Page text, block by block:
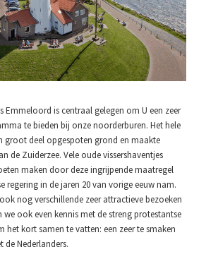
Emmeloord is centraal gelegen om U een zeer
te bieden bij onze noorderburen. Het hele
groot deel opgespoten grond en maakte
de Zuiderzee. Vele oude vissershaventjes
maken door deze ingrijpende maatregel
regering in de jaren 20 van vorige eeuw nam.
nog verschillende zeer attractieve bezoeken
we ook even kennis met de streng protestantse
het kort samen te vatten: een zeer te smaken
de Nederlanders.